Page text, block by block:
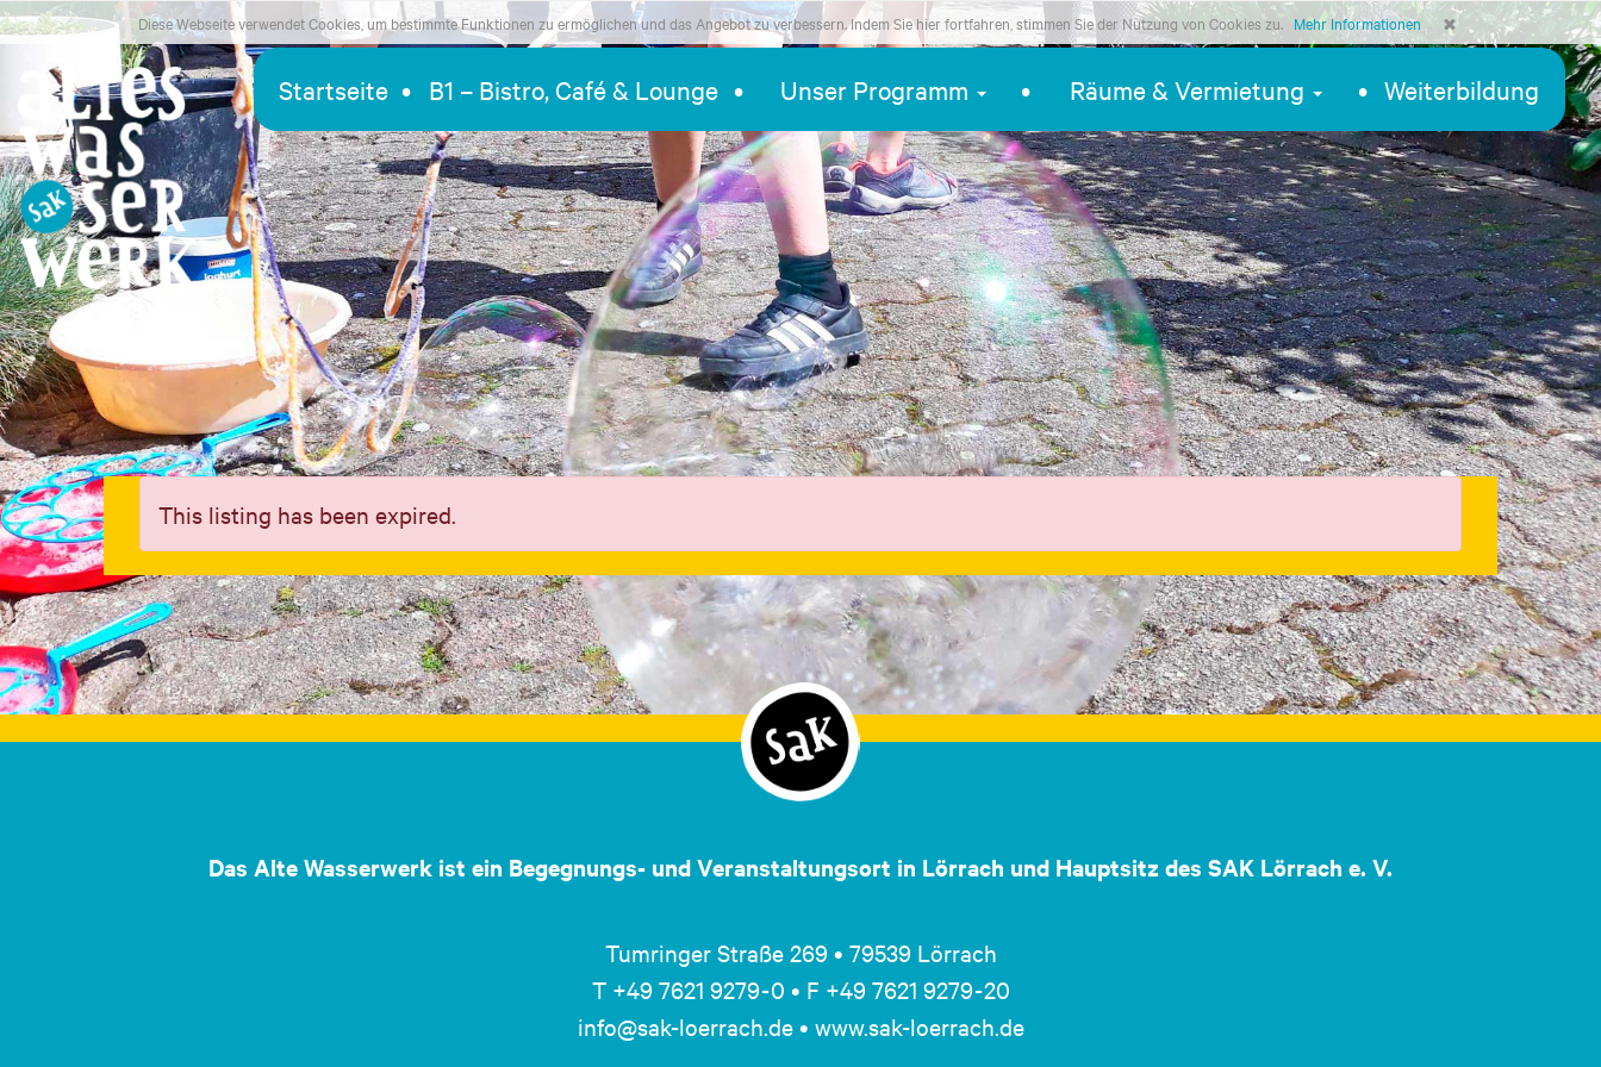
Startseite B1 – Bistro, Café & Lounge Unser Programm Räume & Vermietung Weiterbildung
This listing has been expired.
Das Alte Wasserwerk ist ein Begegnungs- und Veranstaltungsort in Lörrach und Hauptsitz des SAK Lörrach e. V.
Tumringer Straße 269 • 79539 Lörrach
T +49 7621 9279 - 0 • F +49 7621 9279 - 20
info@sak-loerrach.de • www.sak-loerrach.de
Diese Webseite verwendet Cookies, um bestimmte Funktionen zu ermöglichen und das Angebot zu verbessern. Indem Sie hier fortfahren, stimmen Sie der Nutzung von Cookies zu. Mehr Informationen